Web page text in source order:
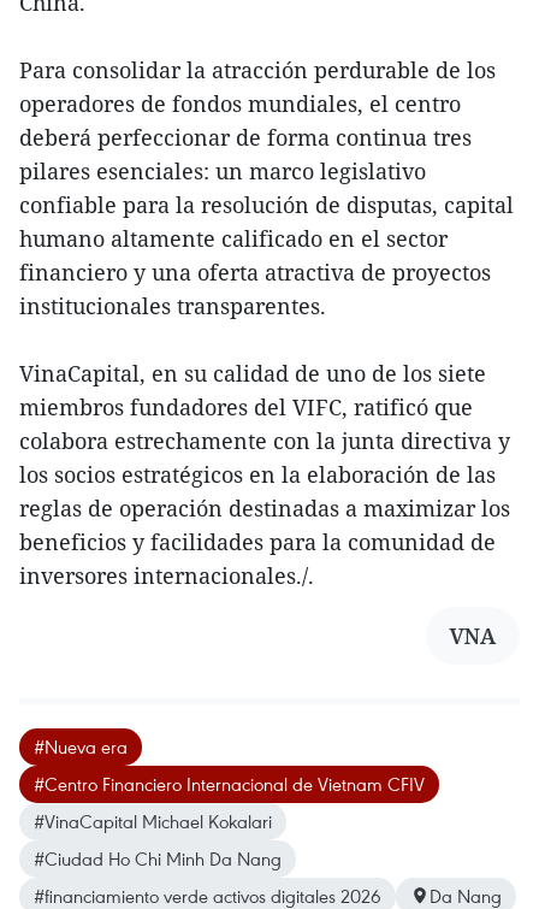
Para consolidar la atracción perdurable de los
operadores de fondos mundiales, el centro
deberá perfeccionar de forma continua tres
pilares esenciales: un marco legislativo
confiable para la resolución de disputas, capital
humano altamente calificado en el sector
financiero y una oferta atractiva de proyectos
institucionales transparentes.
VinaCapital, en su calidad de uno de los siete
miembros fundadores del VIFC, ratificó que
colabora estrechamente con la junta directiva y
los socios estratégicos en la elaboración de las
reglas de operación destinadas a maximizar los
beneficios y facilidades para la comunidad de
inversores internacionales./.
VNA
#Nueva era
#Centro Financiero Internacional de Vietnam CFIV
#VinaCapital Michael Kokalari
#Ciudad Ho Chi Minh Da Nang
#financiamiento verde activos digitales 2026
Da Nang